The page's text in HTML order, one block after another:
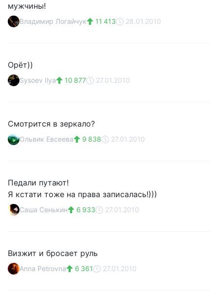
мужчины!
Владимир Логайчук 11 413 28.01.2010
Орёт))
Sysoev Ilya 10 877 27.01.2010
Смотрится в зеркало?
Ольвик Евсеева 9 838 27.01.2010
Педали путают!
Я кстати тоже на права записалась!)))
Саша Сенькин 6 933 27.01.2010
Визжит и бросает руль
Anna Petrovna 6 361 27.01.2010